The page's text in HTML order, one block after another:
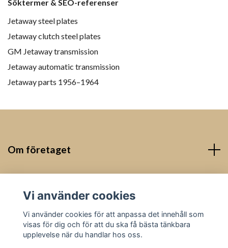
Söktermer & SEO-referenser
Jetaway steel plates
Jetaway clutch steel plates
GM Jetaway transmission
Jetaway automatic transmission
Jetaway parts 1956–1964
Om företaget
Sociala medier
Vi använder cookies
Vi använder cookies för att anpassa det innehåll som
visas för dig och för att du ska få bästa tänkbara
upplevelse när du handlar hos oss.